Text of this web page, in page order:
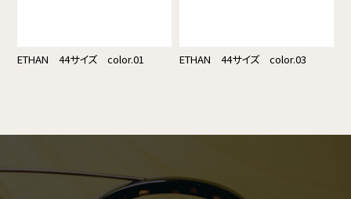
ETHAN 44サイズ color.01 ETHAN 44サイズ color.03